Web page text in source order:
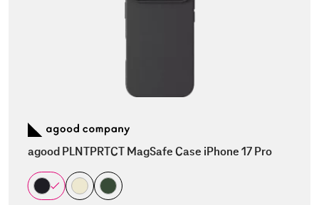
agood PLNTPRTCT MagSafe Case iPhone 17 Pro